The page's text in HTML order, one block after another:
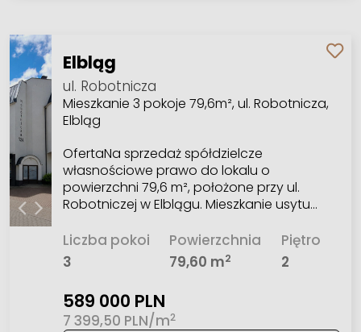
Elbląg
ul. Robotnicza
Mieszkanie 3 pokoje 79,6m², ul. Robotnicza,
Elbląg
OfertaNa sprzedaż spółdzielcze
własnościowe prawo do lokalu o
powierzchni 79,6 m², położone przy ul.
Robotniczej w Elblągu. Mieszkanie usytu…
Liczba pokoi
3
Powierzchnia
79,60 m2
Piętro
2
589 000 PLN
7 399,50 PLN/m2